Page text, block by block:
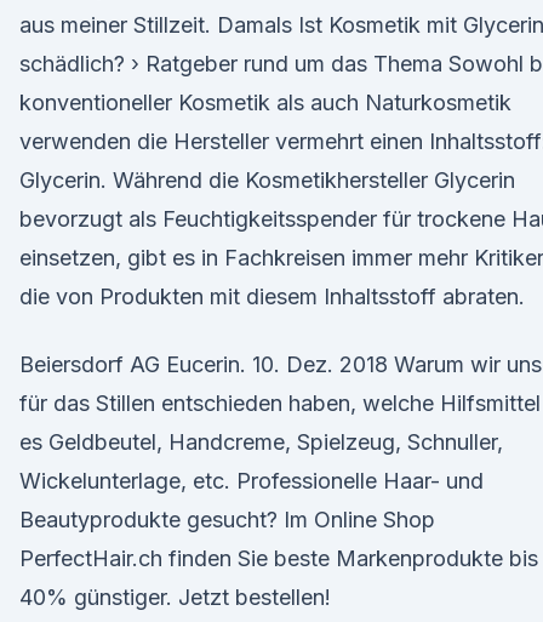
aus meiner Stillzeit. Damals Ist Kosmetik mit Glycerin
schädlich? › Ratgeber rund um das Thema Sowohl
konventioneller Kosmetik als auch Naturkosmetik
verwenden die Hersteller vermehrt einen
Glycerin. Während die Kosmetikhersteller Glycerin
bevorzugt als Feuchtigkeitsspender für trockene
einsetzen, gibt es in Fachkreisen immer mehr
die von Produkten mit diesem Inhaltsstoff abraten.
Beiersdorf AG Eucerin. 10. Dez. 2018 Warum wir uns
für das Stillen entschieden haben, welche Hilfsmittel
es Geldbeutel, Handcreme, Spielzeug, Schnuller,
Wickelunterlage, etc. Professionelle Haar- und
Beautyprodukte gesucht? Im Online Shop
PerfectHair.ch finden Sie beste Markenprodukte bis
40% günstiger. Jetzt bestellen!